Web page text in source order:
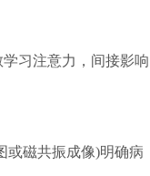
习注意力，间接影响
或磁共振成像)明确病